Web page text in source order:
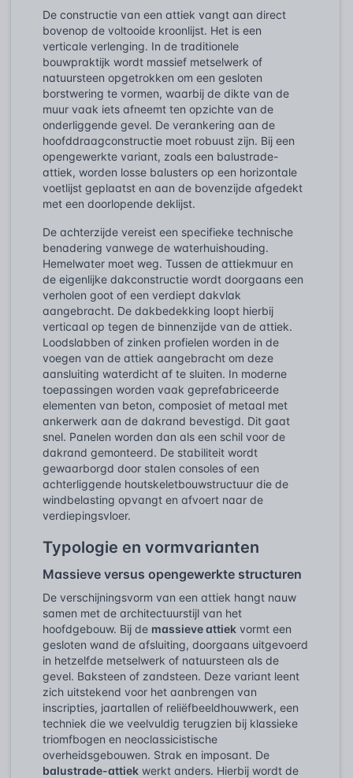
De constructie van een attiek vangt aan direct
bovenop de voltooide kroonlijst. Het is een
verticale verlenging. In de traditionele
bouwpraktijk wordt massief metselwerk of
natuursteen opgetrokken om een gesloten
borstwering te vormen, waarbij de dikte van de
muur vaak iets afneemt ten opzichte van de
onderliggende gevel. De verankering aan de
hoofddraagconstructie moet robuust zijn. Bij een
opengewerkte variant, zoals een balustrade-
attiek, worden losse balusters op een horizontale
voetlijst geplaatst en aan de bovenzijde afgedekt
met een doorlopende deklijst.
De achterzijde vereist een specifieke technische
benadering vanwege de waterhuishouding.
Hemelwater moet weg. Tussen de attiekmuur en
de eigenlijke dakconstructie wordt doorgaans een
verholen goot of een verdiept dakvlak
aangebracht. De dakbedekking loopt hierbij
verticaal op tegen de binnenzijde van de attiek.
Loodslabben of zinken profielen worden in de
voegen van de attiek aangebracht om deze
aansluiting waterdicht af te sluiten. In moderne
toepassingen worden vaak geprefabriceerde
elementen van beton, composiet of metaal met
ankerwerk aan de dakrand bevestigd. Dit gaat
snel. Panelen worden dan als een schil voor de
dakrand gemonteerd. De stabiliteit wordt
gewaarborgd door stalen consoles of een
achterliggende houtskeletbouwstructuur die de
windbelasting opvangt en afvoert naar de
verdiepingsvloer.
Typologie en vormvarianten
Massieve versus opengewerkte structuren
De verschijningsvorm van een attiek hangt nauw
samen met de architectuurstijl van het
hoofdgebouw. Bij de massieve attiek vormt een
gesloten wand de afsluiting, doorgaans uitgevoerd
in hetzelfde metselwerk of natuursteen als de
gevel. Baksteen of zandsteen. Deze variant leent
zich uitstekend voor het aanbrengen van
inscripties, jaartallen of reliëfbeeldhouwwerk, een
techniek die we veelvuldig terugzien bij klassieke
triomfbogen en neoclassicistische
overheidsgebouwen. Strak en imposant. De
balustrade-attiek werkt anders. Hierbij wordt de